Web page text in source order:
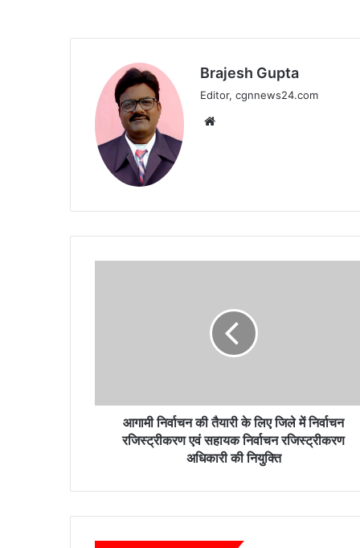
Brajesh Gupta
Editor, cgnnews24.com
निर्वाचन
रजिस्ट्रीकरण
नियुक्ति
आगामी निर्वाचन की तैयारी के लिए जिले में निर्वाचन
रजिस्ट्रीकरण एवं सहायक निर्वाचन रजिस्ट्रीकरण
अधिकारी की नियुक्ति